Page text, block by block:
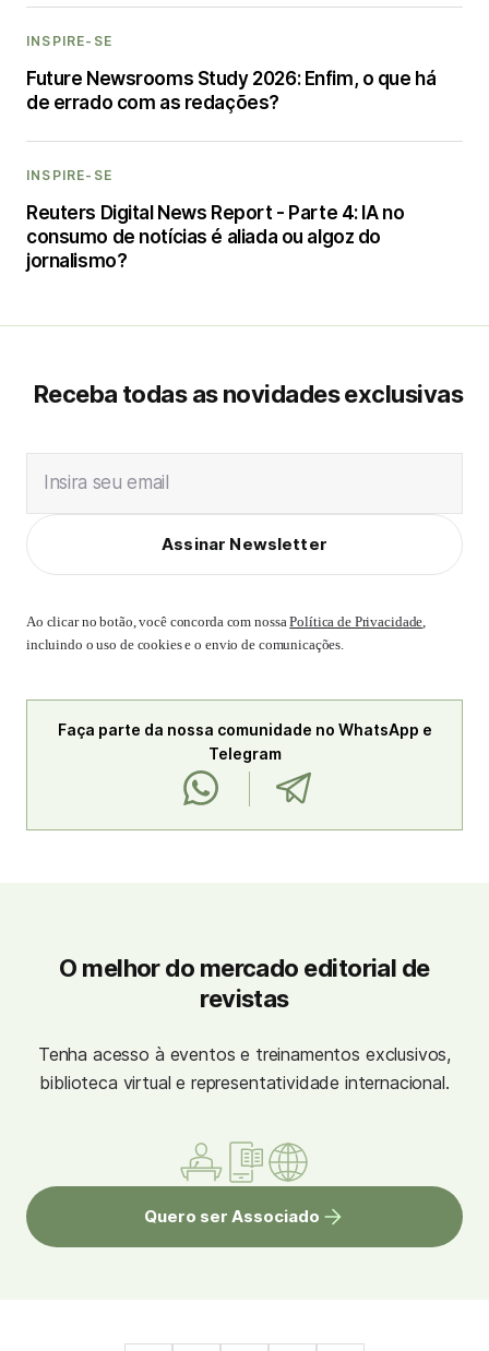
INSPIRE-SE
Future Newsrooms Study 2026: Enfim, o que há
de errado com as redações?
INSPIRE-SE
Reuters Digital News Report - Parte 4: IA no
consumo de notícias é aliada ou algoz do
jornalismo?
Receba todas as novidades exclusivas
Insira seu email
Assinar Newsletter
Ao clicar no botão, você concorda com nossaPolítica de Privacidade,
incluindo o uso de cookies e o envio de comunicações.
Faça parte da nossa comunidade no WhatsApp e
Telegram
O melhor do mercado editorial de
revistas
Tenha acesso à eventos e treinamentos exclusivos,
biblioteca virtual e representatividade internacional.
Quero ser Associado